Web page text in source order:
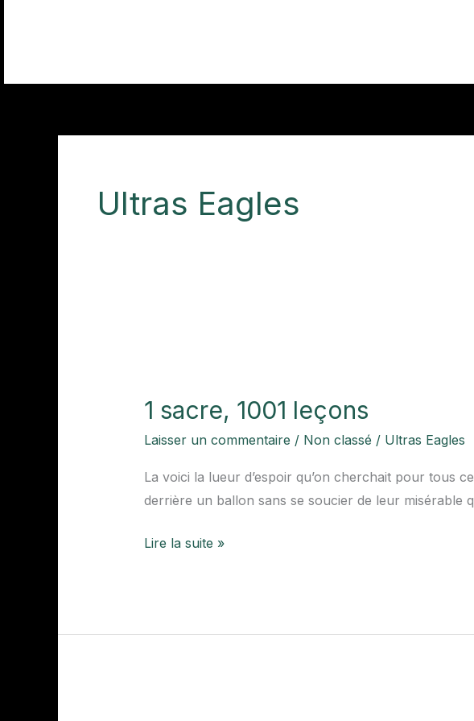
Ultras Eagles
1 sacre, 1001 leçons
Laisser un commentaire / Non classé / Ultras Eagles
La voici la lueur d’espoir qu’on cherchait pour tous
derrière un ballon sans se soucier de leur misérable
1001
leçons
Lire la suite »